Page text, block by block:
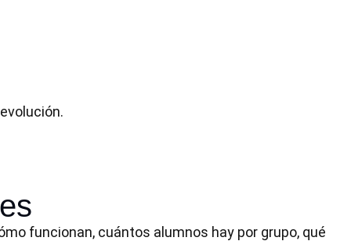
funcionan, cuántos alumnos hay por grupo, qué